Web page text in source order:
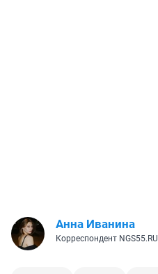
Анна Иванина
Корреспондент NGS55.RU